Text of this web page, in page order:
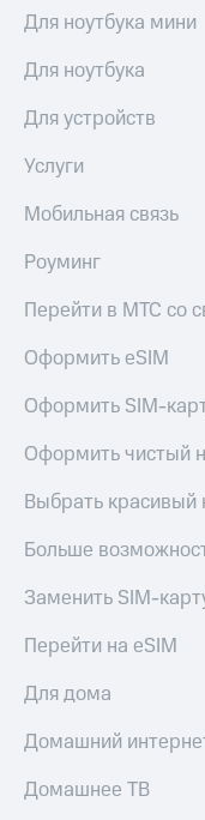
Для ноутбука мини
Для ноутбука
Для устройств
Услуги
Мобильная связь
Роуминг
Перейти в МТС со
Оформить eSIM
Оформить SIM-
Оформить чистый
Выбрать красивый
Больше
Заменить SIM-
Перейти на eSIM
Для дома
Домашний
Домашнее ТВ